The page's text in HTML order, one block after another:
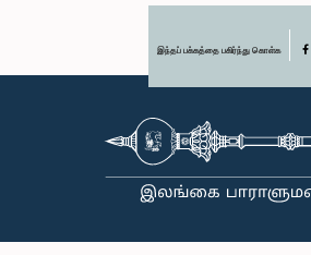
இந்தப் பக்கத்தை பகிர்ந்து கொள்க